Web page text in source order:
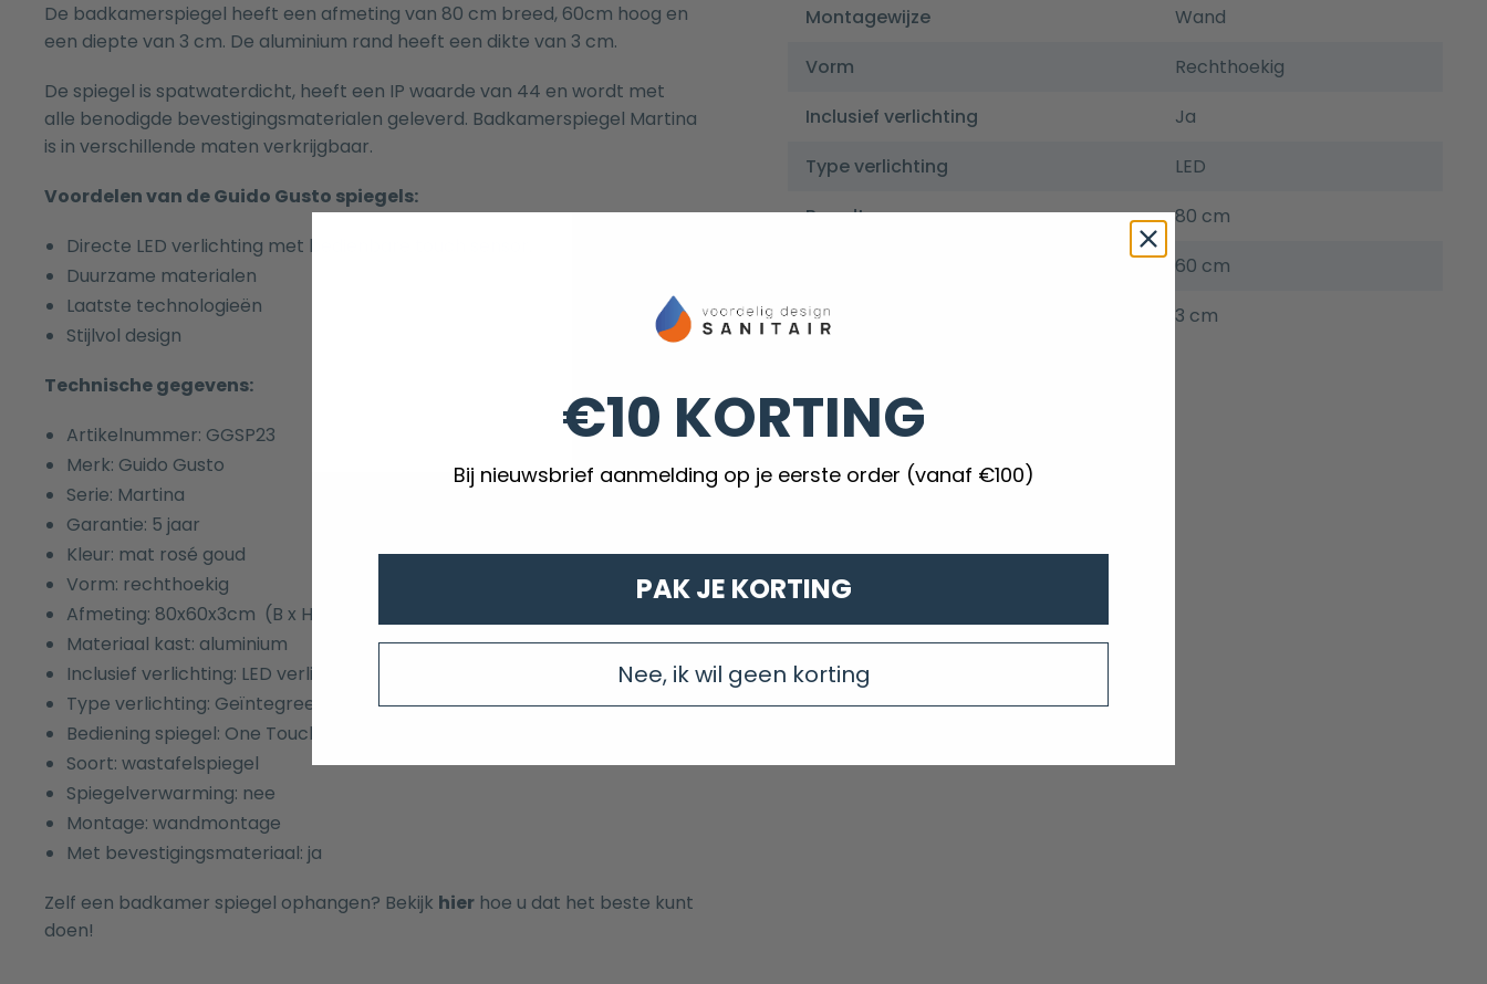
De badkamerspiegel heeft een afmeting van 80 cm breed, 60cm hoog en
een diepte van 3 cm. De aluminium rand heeft een dikte van 3 cm.
De spiegel is spatwaterdicht, heeft een IP waarde van 44 en wordt met
alle benodigde bevestigingsmaterialen geleverd. Badkamerspiegel Martina
is in verschillende maten verkrijgbaar.
Voordelen van de Guido Gusto spiegels:
Directe LED verlichting met bedienbare touch sensor.
Duurzame materialen
Laatste technologieën
Stijlvol design
Technische gegevens:
Artikelnummer: GGSP23
Merk: Guido Gusto
Serie: Martina
Garantie: 5 jaar
Kleur: mat rosé goud
Vorm: rechthoekig
Afmeting: 80x60x3cm (B x H x D)
Materiaal kast: aluminium
Inclusief verlichting: LED verlichting
Type verlichting: Geïntegreerd
Bediening spiegel: One Touch bediening
Soort: wastafelspiegel
Spiegelverwarming: nee
Montage: wandmontage
Met bevestigingsmateriaal: ja
Zelf een badkamer spiegel ophangen? Bekijk hier hoe u dat het beste kunt
doen!
Montagewijze
Wand
Vorm
Rechthoekig
Inclusief verlichting
Ja
Type verlichting
LED
Breedte
80 cm
60 cm
Diepte
3 cm
€10 KORTING
Bij nieuwsbrief aanmelding op je eerste order (vanaf €100)
PAK JE KORTING
Nee, ik wil geen korting